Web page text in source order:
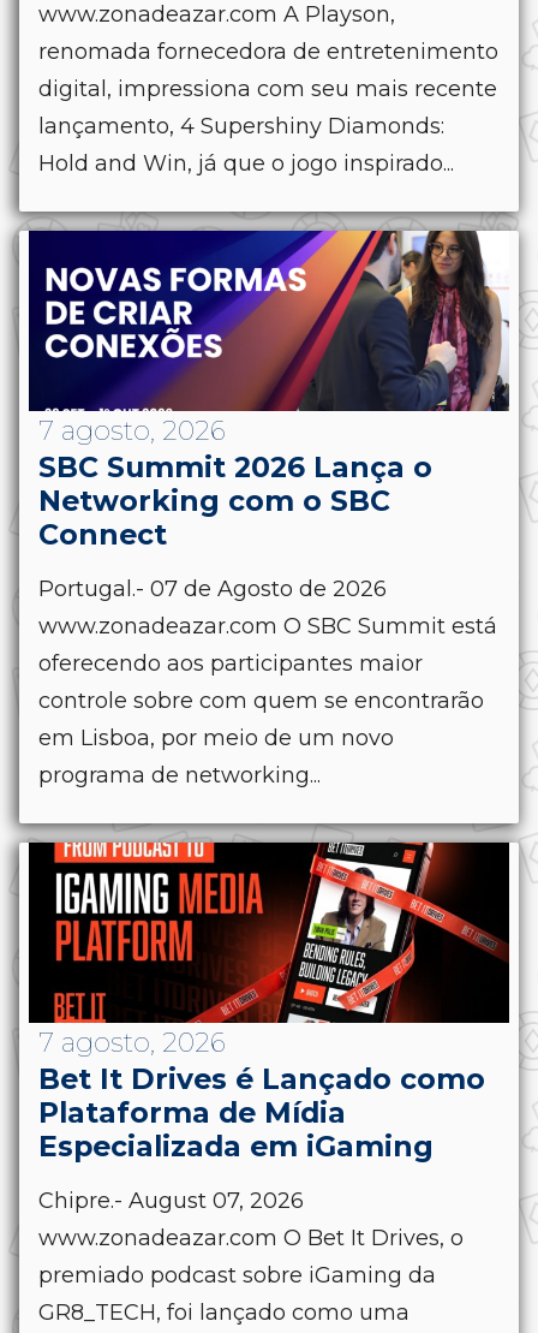
www.zonadeazar.com A Playson,
renomada fornecedora de entretenimento
digital, impressiona com seu mais recente
lançamento, 4 Supershiny Diamonds:
Hold and Win, já que o jogo inspirado...
7 agosto, 2026
SBC Summit 2026 Lança o
Networking com o SBC
Connect
Portugal.- 07 de Agosto de 2026
www.zonadeazar.com O SBC Summit está
oferecendo aos participantes maior
controle sobre com quem se encontrarão
em Lisboa, por meio de um novo
programa de networking...
7 agosto, 2026
Bet It Drives é Lançado como
Plataforma de Mídia
Especializada em iGaming
Chipre.- August 07, 2026
www.zonadeazar.com O Bet It Drives, o
premiado podcast sobre iGaming da
GR8_TECH, foi lançado como uma